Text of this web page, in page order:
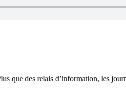
que des relais d’information, les